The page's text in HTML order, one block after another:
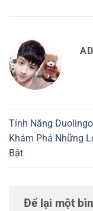
Tính Năng
Khám Phá Những
Bật
Để lại một